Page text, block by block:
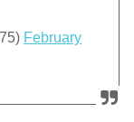
February